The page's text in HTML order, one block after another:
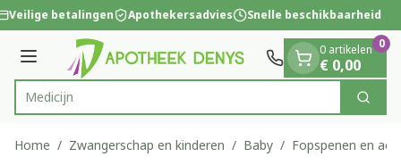
Ga naar de inhoud
1 van 1
Veilige betalingen Apothekersadvies Snelle beschikbaarheid
Menu
Product, merk, categorie... Zoek
0 artikelen
€ 0,00
0
Home / Zwangerschap en kinderen / Baby / Fopspenen en